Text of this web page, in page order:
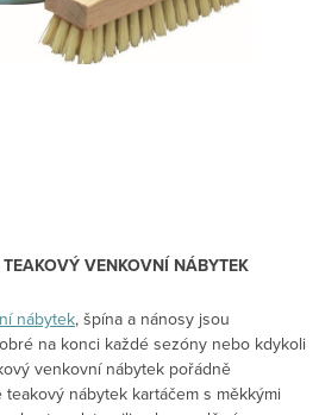
VENKOVNÍ NÁBYTEK
nábytek, špína a nánosy jsou
na konci každé sezóny nebo kdykoli
venkovní nábytek pořádně
nábytek kartáčem s měkkými